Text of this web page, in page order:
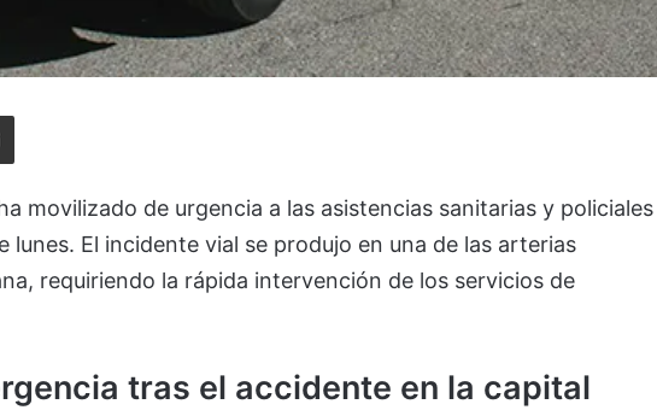
Compartir via Email
movilizado de urgencia a las asistencias sanitarias y policiales
lunes. El incidente vial se produjo en una de las arterias
requiriendo la rápida intervención de los servicios de
tras el accidente en la capital